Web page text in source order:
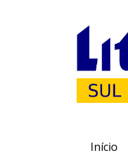
Início